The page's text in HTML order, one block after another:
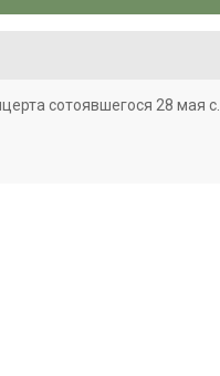
сотоявшегося 28 мая